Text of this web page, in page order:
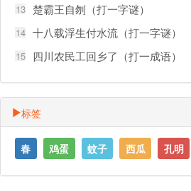
13 楚霸王自刎（打一字谜）
14 十八载浮生付水流（打一字谜）
15 四川农民工回乡了（打一成语）
标签
春 鸡蛋 蚊子 西瓜 孔明